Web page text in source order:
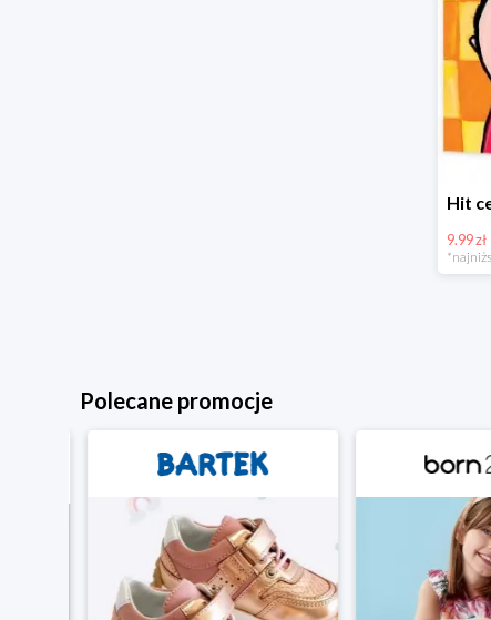
9.99 zł
Polecane promocje